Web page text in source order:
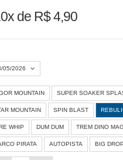
de R$ 4,90
05/2026
Agosto 2026 »
S Q Q S S
1
MOUNTAIN SUPER SOAKER
MOUNTAIN SPIN BLAST
WHIP DUM DUM TREM DINO
PIRATA AUTOPISTA BIG DROP